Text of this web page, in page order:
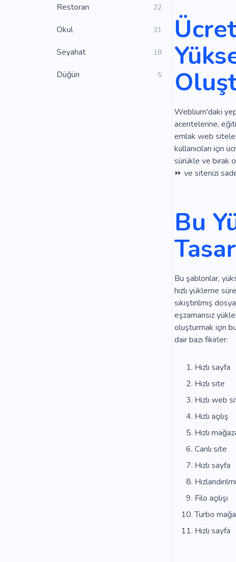
Restoran 22
Okul 31
Seyahat 18
Düğün 5
Weblium'daki
acentelerine,
emlak web
kullanıcıları için
sürükle ve bırak
⏩ ve sitenizi
Bu
Bu şablonlar,
hızlı yükleme
sıkıştırılmış
eşzamansız
oluşturmak için
dair bazı fikirler:
Hızlı sayfa
Hızlı site
Hızlı web
Hızlı açılış
Hızlı
Canlı site
Hızlı sayfa
Filo açılışı
Turbo
Hızlı sayfa